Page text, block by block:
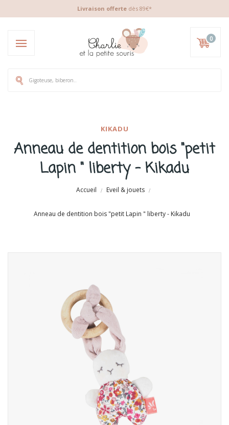
Livraison offerte dès 89€*
0
KIKADU
Anneau de dentition bois "petit
Lapin " liberty - Kikadu
Accueil Eveil & jouets
Anneau de dentition bois "petit Lapin " liberty - Kikadu